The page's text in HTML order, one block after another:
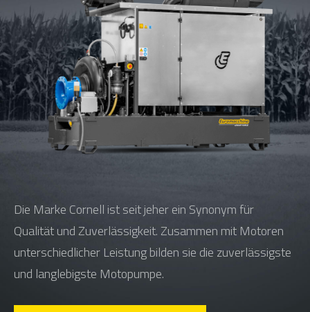
Die Marke Cornell ist seit jeher ein Synonym für
Qualität und Zuverlässigkeit. Zusammen mit Motoren
unterschiedlicher Leistung bilden sie die zuverlässigste
und langlebigste Motopumpe.